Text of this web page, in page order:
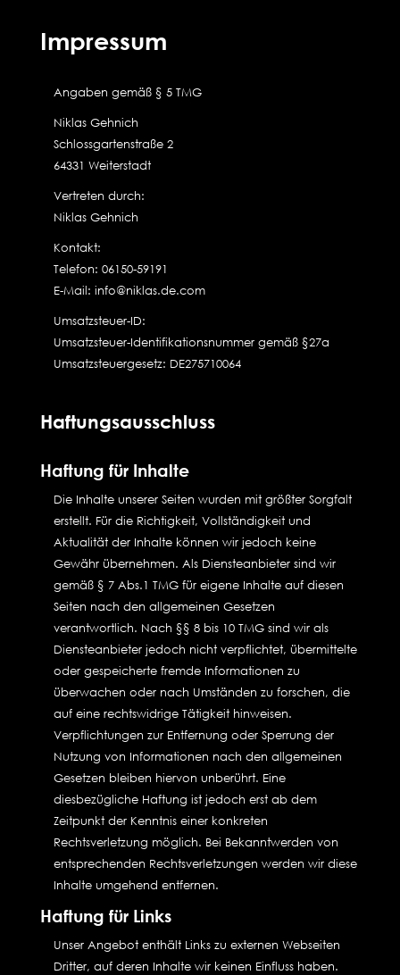
Impressum
Angaben gemäß § 5 TMG
Niklas Gehnich
Schlossgartenstraße 2
64331 Weiterstadt
Vertreten durch:
Niklas Gehnich
Kontakt:
Telefon: 06150-59191
E-Mail: info@niklas.de.com
Umsatzsteuer-ID:
Umsatzsteuer-Identifikationsnummer gemäß §27a
Umsatzsteuergesetz: DE275710064
Haftungsausschluss
Haftung für Inhalte
Die Inhalte unserer Seiten wurden mit größter Sorgfalt
erstellt. Für die Richtigkeit, Vollständigkeit und
Aktualität der Inhalte können wir jedoch keine
Gewähr übernehmen. Als Diensteanbieter sind wir
gemäß § 7 Abs.1 TMG für eigene Inhalte auf diesen
Seiten nach den allgemeinen Gesetzen
verantwortlich. Nach §§ 8 bis 10 TMG sind wir als
Diensteanbieter jedoch nicht verpflichtet, übermittelte
oder gespeicherte fremde Informationen zu
überwachen oder nach Umständen zu forschen, die
auf eine rechtswidrige Tätigkeit hinweisen.
Verpflichtungen zur Entfernung oder Sperrung der
Nutzung von Informationen nach den allgemeinen
Gesetzen bleiben hiervon unberührt. Eine
diesbezügliche Haftung ist jedoch erst ab dem
Zeitpunkt der Kenntnis einer konkreten
Rechtsverletzung möglich. Bei Bekanntwerden von
entsprechenden Rechtsverletzungen werden wir diese
Inhalte umgehend entfernen.
Haftung für Links
Unser Angebot enthält Links zu externen Webseiten
Dritter, auf deren Inhalte wir keinen Einfluss haben.